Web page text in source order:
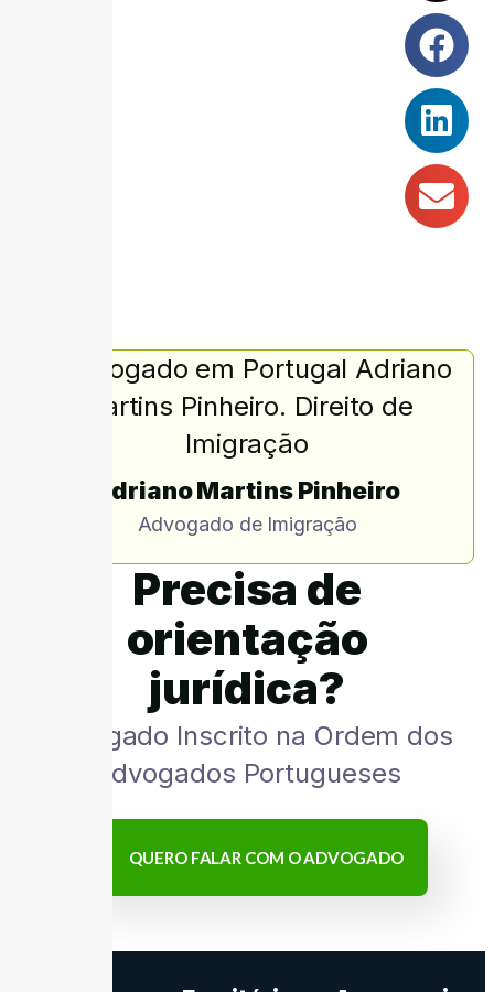
Adriano Martins Pinheiro
Advogado de Imigração
Precisa de
orientação
jurídica?
Advogado Inscrito na Ordem dos
Advogados Portugueses
QUERO FALAR COM O ADVOGADO